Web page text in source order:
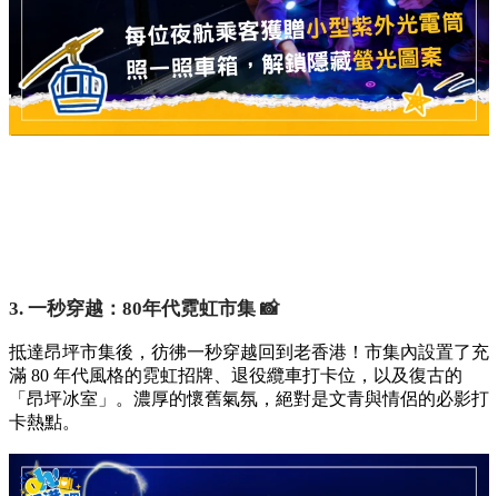
3. 一秒穿越：80年代霓虹市集 📸
抵達昂坪市集後，彷彿一秒穿越回到老香港！市集內設置了充
滿 80 年代風格的霓虹招牌、退役纜車打卡位，以及復古的
「昂坪冰室」。濃厚的懷舊氣氛，絕對是文青與情侶的必影打
卡熱點。